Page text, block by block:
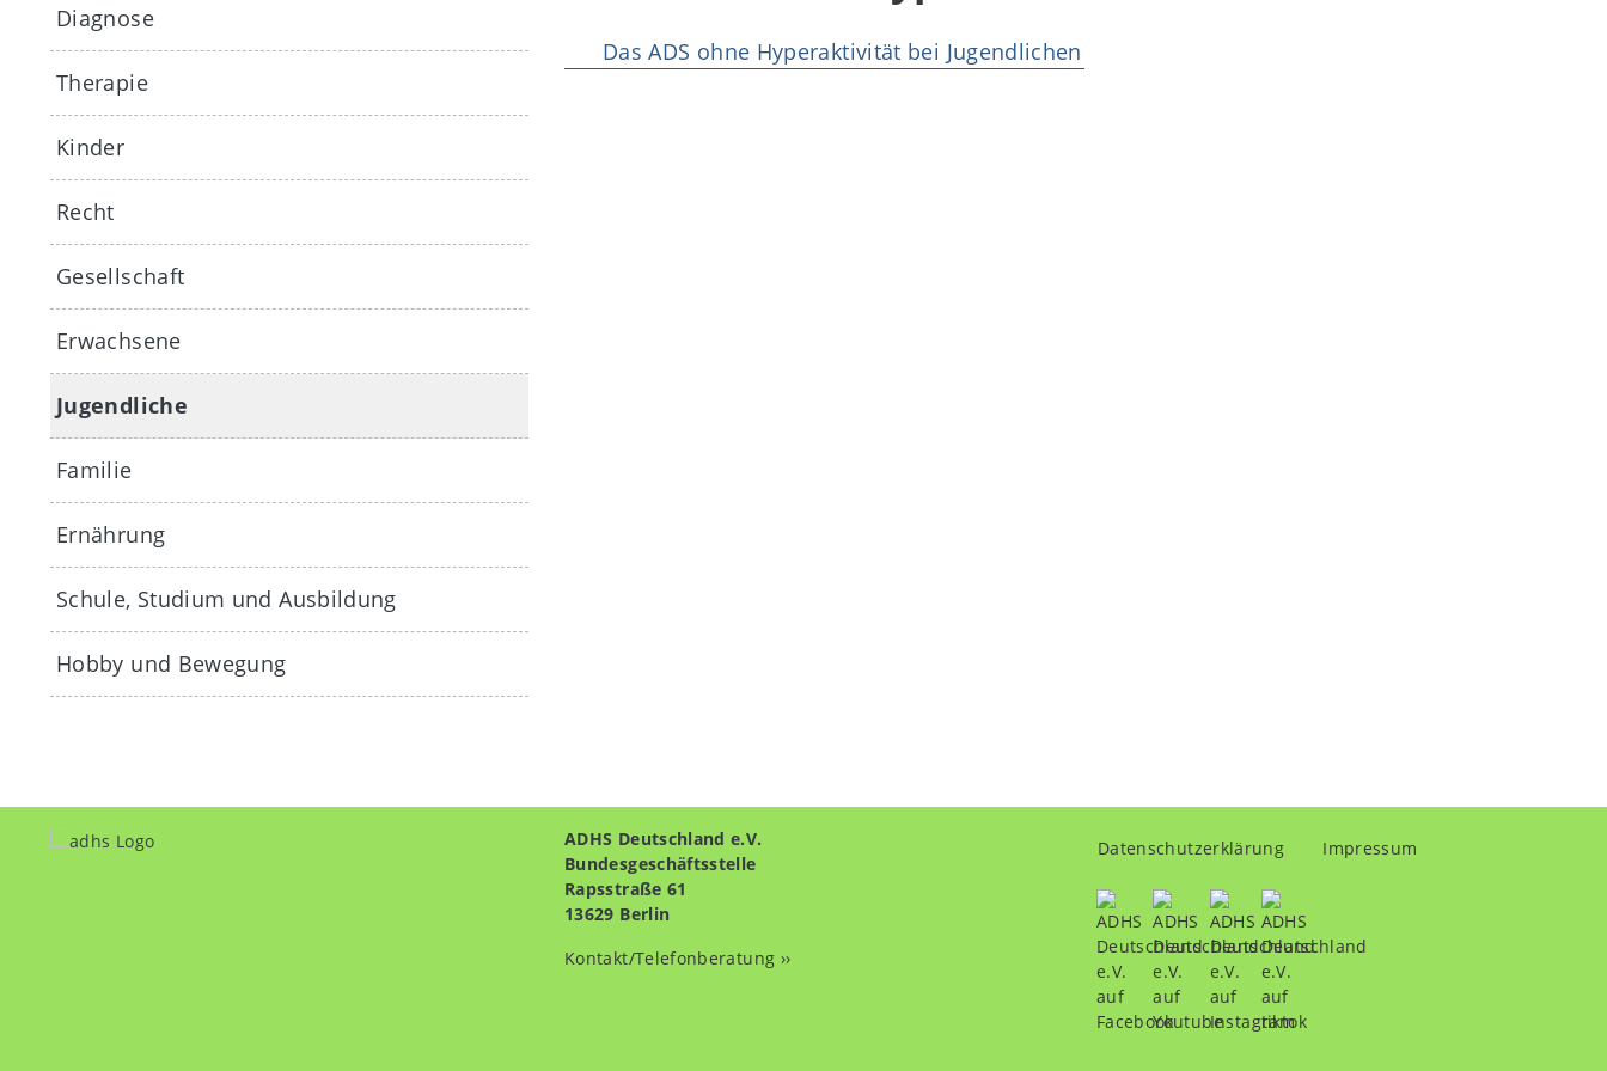
Das ADS ohne Hyperaktivität bei Jugendlichen
Diagnose
Therapie
Kinder
Recht
Gesellschaft
Erwachsene
Jugendliche
Familie
Ernährung
Schule, Studium und Ausbildung
Hobby und Bewegung
ADHS Deutschland e.V.
Bundesgeschäftsstelle
Rapsstraße 61
13629 Berlin
Kontakt/Telefonberatung ››
Fußzeilenmenü
Datenschutzerklärung Impressum